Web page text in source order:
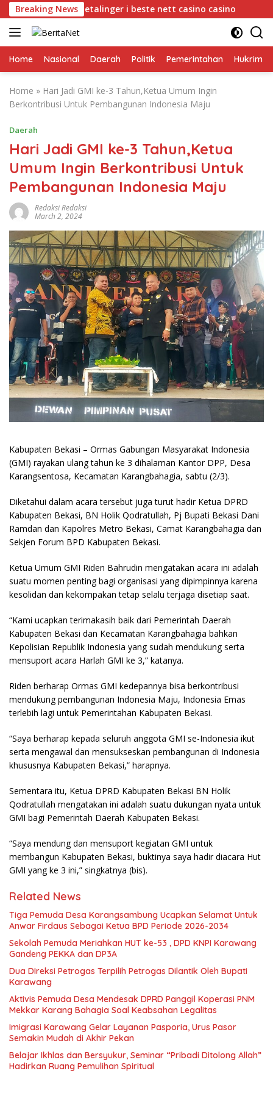
Skip
to
content
Breaking News
odds og utbetalinger i beste nett casino casino
Home Nasional Daerah Politik Pemerintahan Hukrim
Home » Hari Jadi GMI ke-3 Tahun,Ketua Umum Ingin
Berkontribusi Untuk Pembangunan Indonesia Maju
Daerah
Hari Jadi GMI ke-3 Tahun,Ketua
Umum Ingin Berkontribusi Untuk
Pembangunan Indonesia Maju
Redaksi Redaksi
March 2, 2024
Kabupaten Bekasi – Ormas Gabungan Masyarakat Indonesia
(GMI) rayakan ulang tahun ke 3 dihalaman Kantor DPP, Desa
Karangsentosa, Kecamatan Karangbahagia, sabtu (2/3).
Diketahui dalam acara tersebut juga turut hadir Ketua DPRD
Kabupaten Bekasi, BN Holik Qodratullah, Pj Bupati Bekasi Dani
Ramdan dan Kapolres Metro Bekasi, Camat Karangbahagia dan
Sekjen Forum BPD Kabupaten Bekasi.
Ketua Umum GMI Riden Bahrudin mengatakan acara ini adalah
suatu momen penting bagi organisasi yang dipimpinnya karena
kesolidan dan kekompakan tetap selalu terjaga disetiap saat.
“Kami ucapkan terimakasih baik dari Pemerintah Daerah
Kabupaten Bekasi dan Kecamatan Karangbahagia bahkan
Kepolisian Republik Indonesia yang sudah mendukung serta
mensuport acara Harlah GMI ke 3,” katanya.
Riden berharap Ormas GMI kedepannya bisa berkontribusi
mendukung pembangunan Indonesia Maju, Indonesia Emas
terlebih lagi untuk Pemerintahan Kabupaten Bekasi.
“Saya berharap kepada seluruh anggota GMI se-Indonesia ikut
serta mengawal dan mensukseskan pembangunan di Indonesia
khususnya Kabupaten Bekasi,” harapnya.
Sementara itu, Ketua DPRD Kabupaten Bekasi BN Holik
Qodratullah mengatakan ini adalah suatu dukungan nyata untuk
GMI bagi Pemerintah Daerah Kabupaten Bekasi.
“Saya mendung dan mensuport kegiatan GMI untuk
membangun Kabupaten Bekasi, buktinya saya hadir diacara Hut
GMI yang ke 3 ini,” singkatnya (bis).
Related News
Tiga Pemuda Desa Karangsambung Ucapkan Selamat Untuk
Anwar Firdaus Sebagai Ketua BPD Periode 2026-2034
Sekolah Pemuda Meriahkan HUT ke-53 , DPD KNPI Karawang
Gandeng PEKKA dan DP3A
Dua DIreksi Petrogas Terpilih Petrogas Dilantik Oleh Bupati
Karawang
Aktivis Pemuda Desa Mendesak DPRD Panggil Koperasi PNM
Mekkar Karang Bahagia Soal Keabsahan Legalitas
Imigrasi Karawang Gelar Layanan Pasporia, Urus Pasor
Semakin Mudah di Akhir Pekan
Belajar Ikhlas dan Bersyukur, Seminar “Pribadi Ditolong Allah”
Hadirkan Ruang Pemulihan Spiritual